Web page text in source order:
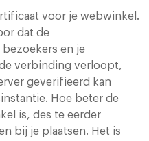
voor je webwinkel.
dat de
en je
verbinding verloopt,
geverifieerd kan
Hoe beter de
is, des te eerder
bij je plaatsen. Het is